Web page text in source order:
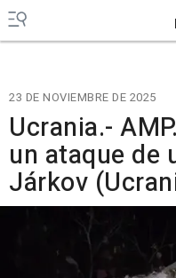
23 DE NOVIEMBRE DE 2025
Ucrania.-
un ataque de
Járkov